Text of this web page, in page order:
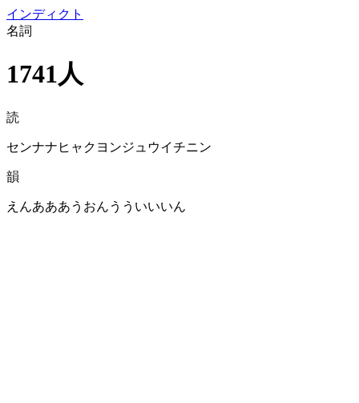
インディクト
名詞
1741人
読
センナナヒャクヨンジュウイチニン
韻
えんあああうおんうういいいん